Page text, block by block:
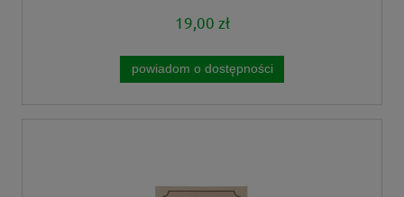
19,00 zł
powiadom o dostępności